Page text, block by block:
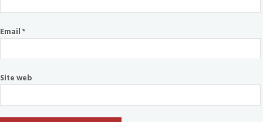
Email *
Site web